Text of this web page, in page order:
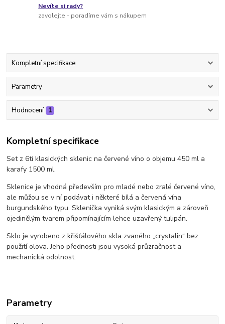
Nevíte si rady?
zavolejte - poradíme vám s nákupem
Kompletní specifikace
Parametry
Hodnocení 1
Kompletní specifikace
Set z 6ti klasických sklenic na červené víno o objemu 450 ml a
karafy 1500 ml.
Sklenice je vhodná především pro mladé nebo zralé červené víno,
ale můžou se v ní podávat i některé bílá a červená vína
burgundského typu. Sklenička vyniká svým klasickým a zároveň
ojedinělým tvarem připomínajícím lehce uzavřený tulipán.
Sklo je vyrobeno z křišťálového skla zvaného „crystalin“ bez
použití olova. Jeho přednosti jsou vysoká průzračnost a
mechanická odolnost.
Parametry